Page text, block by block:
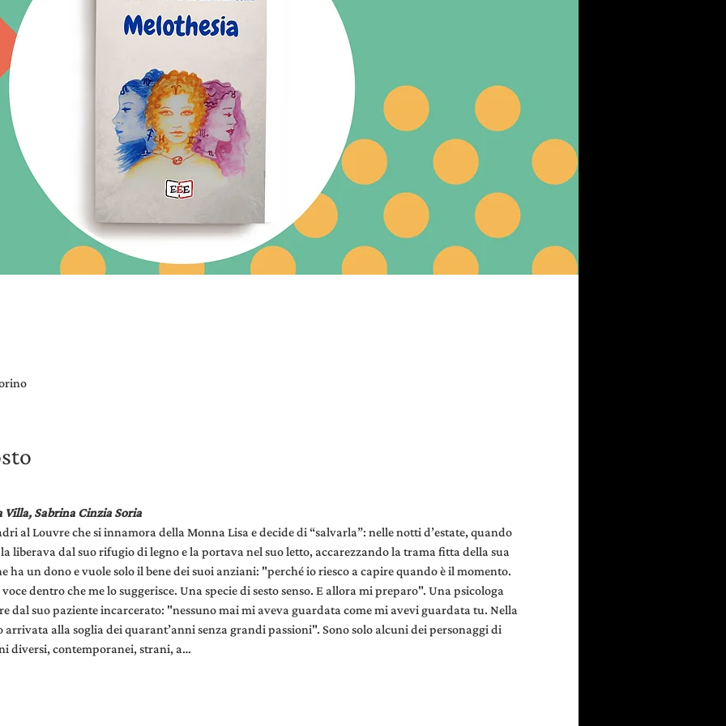
Sabrina Cinzia Soria
al Louvre che si innamora della Monna Lisa e decide di “salvarla”: nelle notti d’estate, quando
liberava dal suo rifugio di legno e la portava nel suo letto, accarezzando la trama fitta della sua
ha un dono e vuole solo il bene dei suoi anziani: "perché io riesco a capire quando è il momento.
dentro che me lo suggerisce. Una specie di sesto senso. E allora mi preparo". Una psicologa
dal suo paziente incarcerato: "nessuno mai mi aveva guardata come mi avevi guardata tu. Nella
arrivata alla soglia dei quarant’anni senza grandi passioni". Sono solo alcuni dei personaggi di
diversi, contemporanei, strani, a…